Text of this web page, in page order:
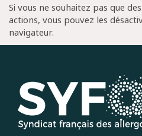
Si vous ne souhaitez pas que
actions, vous pouvez les
navigateur.